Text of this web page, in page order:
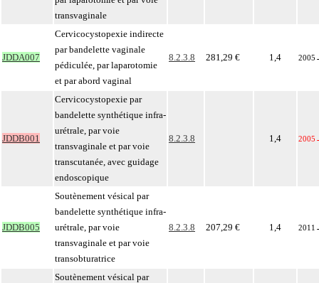
transvaginale
JDDA007
Cervicocystopexie indirecte
par bandelette vaginale
pédiculée, par laparotomie
et par abord vaginal
8.2.3.8 281,29 € 1,4 2005
JDDB001
Cervicocystopexie par
bandelette synthétique infra-
urétrale, par voie
transvaginale et par voie
transcutanée, avec guidage
endoscopique
8.2.3.8 1,4 2005
JDDB005
Soutènement vésical par
bandelette synthétique infra-
urétrale, par voie
transvaginale et par voie
transobturatrice
8.2.3.8 207,29 € 1,4 2011
Soutènement vésical par